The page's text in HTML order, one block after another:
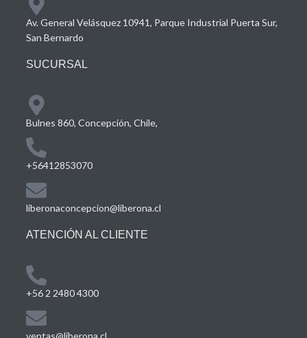
Av. General Velásquez 10941, Parque Industrial Puerta Sur,
San Bernardo
SUCURSAL
Bulnes 860, Concepción, Chile,
+56412853070
liberonaconcepcion@liberona.cl
ATENCIÓN AL CLIENTE
+56 2 2480 4300
ventas@liberona.cl